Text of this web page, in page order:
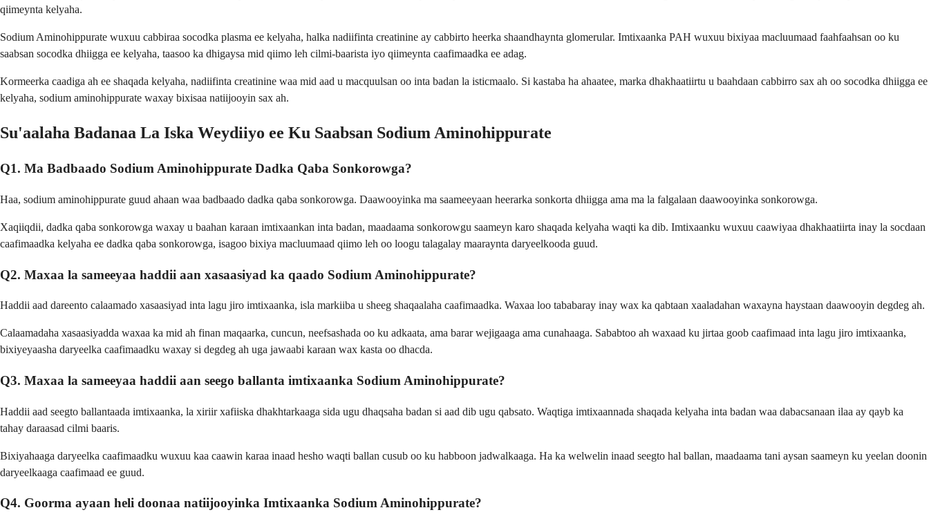
qiimeynta kelyaha.
Sodium Aminohippurate wuxuu cabbiraa socodka plasma ee kelyaha, halka nadiifinta creatinine ay cabbirto heerka shaandhaynta glomerular. Imtixaanka PAH wuxuu bixiyaa macluumaad faahfaahsan oo ku
saabsan socodka dhiigga ee kelyaha, taasoo ka dhigaysa mid qiimo leh cilmi-baarista iyo qiimeynta caafimaadka ee adag.
Kormeerka caadiga ah ee shaqada kelyaha, nadiifinta creatinine waa mid aad u macquulsan oo inta badan la isticmaalo. Si kastaba ha ahaatee, marka dhakhaatiirtu u baahdaan cabbirro sax ah oo socodka dhiigga ee
kelyaha, sodium aminohippurate waxay bixisaa natiijooyin sax ah.
Su'aalaha Badanaa La Iska Weydiiyo ee Ku Saabsan Sodium Aminohippurate
Q1. Ma Badbaado Sodium Aminohippurate Dadka Qaba Sonkorowga?
Haa, sodium aminohippurate guud ahaan waa badbaado dadka qaba sonkorowga. Daawooyinka ma saameeyaan heerarka sonkorta dhiigga ama ma la falgalaan daawooyinka sonkorowga.
Xaqiiqdii, dadka qaba sonkorowga waxay u baahan karaan imtixaankan inta badan, maadaama sonkorowgu saameyn karo shaqada kelyaha waqti ka dib. Imtixaanku wuxuu caawiyaa dhakhaatiirta inay la socdaan
caafimaadka kelyaha ee dadka qaba sonkorowga, isagoo bixiya macluumaad qiimo leh oo loogu talagalay maaraynta daryeelkooda guud.
Q2. Maxaa la sameeyaa haddii aan xasaasiyad ka qaado Sodium Aminohippurate?
Haddii aad dareento calaamado xasaasiyad inta lagu jiro imtixaanka, isla markiiba u sheeg shaqaalaha caafimaadka. Waxaa loo tababaray inay wax ka qabtaan xaaladahan waxayna haystaan daawooyin degdeg ah.
Calaamadaha xasaasiyadda waxaa ka mid ah finan maqaarka, cuncun, neefsashada oo ku adkaata, ama barar wejigaaga ama cunahaaga. Sababtoo ah waxaad ku jirtaa goob caafimaad inta lagu jiro imtixaanka,
bixiyeyaasha daryeelka caafimaadku waxay si degdeg ah uga jawaabi karaan wax kasta oo dhacda.
Q3. Maxaa la sameeyaa haddii aan seego ballanta imtixaanka Sodium Aminohippurate?
Haddii aad seegto ballantaada imtixaanka, la xiriir xafiiska dhakhtarkaaga sida ugu dhaqsaha badan si aad dib ugu qabsato. Waqtiga imtixaannada shaqada kelyaha inta badan waa dabacsanaan ilaa ay qayb ka
tahay daraasad cilmi baaris.
Bixiyahaaga daryeelka caafimaadku wuxuu kaa caawin karaa inaad hesho waqti ballan cusub oo ku habboon jadwalkaaga. Ha ka welwelin inaad seegto hal ballan, maadaama tani aysan saameyn ku yeelan doonin
daryeelkaaga caafimaad ee guud.
Q4. Goorma ayaan heli doonaa natiijooyinka Imtixaanka Sodium Aminohippurate?